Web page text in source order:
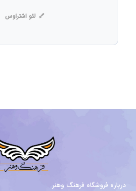
لئو اشتراوس
درباره فروشگاه فرهنگ وهنر